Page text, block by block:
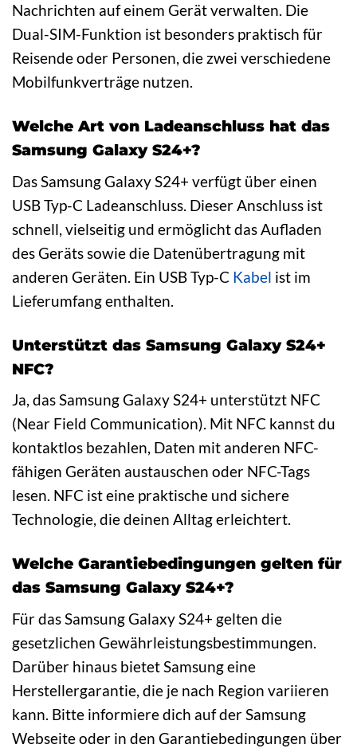
Nachrichten auf einem Gerät verwalten. Die
Dual-SIM-Funktion ist besonders praktisch für
Reisende oder Personen, die zwei verschiedene
Mobilfunkverträge nutzen.
Welche Art von Ladeanschluss hat das
Samsung Galaxy S24+?
Das Samsung Galaxy S24+ verfügt über einen
USB Typ-C Ladeanschluss. Dieser Anschluss ist
schnell, vielseitig und ermöglicht das Aufladen
des Geräts sowie die Datenübertragung mit
anderen Geräten. Ein USB Typ-C Kabel ist im
Lieferumfang enthalten.
Unterstützt das Samsung Galaxy S24+
NFC?
Ja, das Samsung Galaxy S24+ unterstützt NFC
(Near Field Communication). Mit NFC kannst du
kontaktlos bezahlen, Daten mit anderen NFC-
fähigen Geräten austauschen oder NFC-Tags
lesen. NFC ist eine praktische und sichere
Technologie, die deinen Alltag erleichtert.
Welche Garantiebedingungen gelten für
das Samsung Galaxy S24+?
Für das Samsung Galaxy S24+ gelten die
gesetzlichen Gewährleistungsbestimmungen.
Darüber hinaus bietet Samsung eine
Herstellergarantie, die je nach Region variieren
kann. Bitte informiere dich auf der Samsung
Webseite oder in den Garantiebedingungen über